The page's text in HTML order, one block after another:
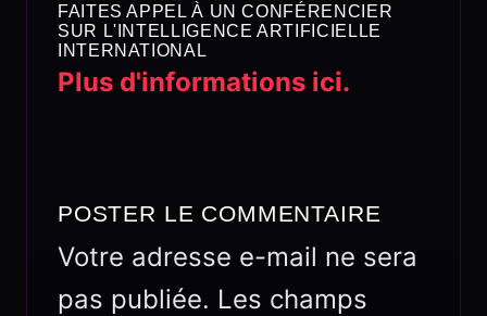
FAITES APPEL À UN CONFÉRENCIER
SUR L'INTELLIGENCE ARTIFICIELLE
INTERNATIONAL
Plus d'informations ici.
POSTER LE COMMENTAIRE
Votre adresse e-mail ne sera
pas publiée. Les champs